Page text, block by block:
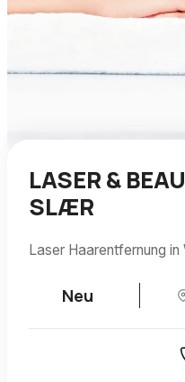
LASER &
SLÆR
Laser Haarentfernung in
Neu